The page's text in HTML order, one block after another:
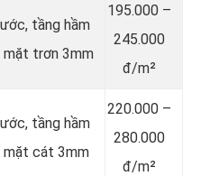
tầng hầm
mặt trơn 3mm
195.000 –
245.000
đ/m²
tầng hầm
mặt cát 3mm
220.000 –
280.000
đ/m²